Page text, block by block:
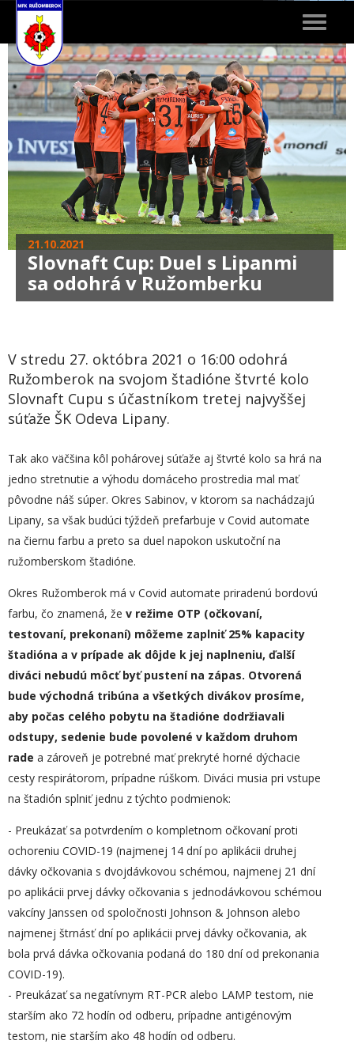
Toggle
21.10.2021
Slovnaft Cup: Duel s Lipanmi
sa odohrá v Ružomberku
V stredu 27. októbra 2021 o 16:00 odohrá
Ružomberok na svojom štadióne štvrté kolo
Slovnaft Cupu s účastníkom tretej najvyššej
súťaže ŠK Odeva Lipany.
Tak ako väčšina kôl pohárovej súťaže aj štvrté kolo sa hrá na
jedno stretnutie a výhodu domáceho prostredia mal mať
pôvodne náš súper. Okres Sabinov, v ktorom sa nachádzajú
Lipany, sa však budúci týždeň prefarbuje v Covid automate
na čiernu farbu a preto sa duel napokon uskutoční na
ružomberskom štadióne.
Okres Ružomberok má v Covid automate priradenú bordovú
farbu, čo znamená, že v režime OTP (očkovaní,
testovaní, prekonaní) môžeme zaplniť 25% kapacity
štadióna a v prípade ak dôjde k jej naplneniu, ďalší
diváci nebudú môcť byť pustení na zápas. Otvorená
bude východná tribúna a všetkých divákov prosíme,
aby počas celého pobytu na štadióne dodržiavali
odstupy, sedenie bude povolené v každom druhom
rade a zároveň je potrebné mať prekryté horné dýchacie
cesty respirátorom, prípadne rúškom. Diváci musia pri vstupe
na štadión splniť jednu z týchto podmienok:
- Preukázať sa potvrdením o kompletnom očkovaní proti
ochoreniu COVID-19 (najmenej 14 dní po aplikácii druhej
dávky očkovania s dvojdávkovou schémou, najmenej 21 dní
po aplikácii prvej dávky očkovania s jednodávkovou schémou
vakcíny Janssen od spoločnosti Johnson & Johnson alebo
najmenej štrnásť dní po aplikácii prvej dávky očkovania, ak
bola prvá dávka očkovania podaná do 180 dní od prekonania
COVID-19).
- Preukázať sa negatívnym RT-PCR alebo LAMP testom, nie
starším ako 72 hodín od odberu, prípadne antigénovým
testom, nie starším ako 48 hodín od odberu.